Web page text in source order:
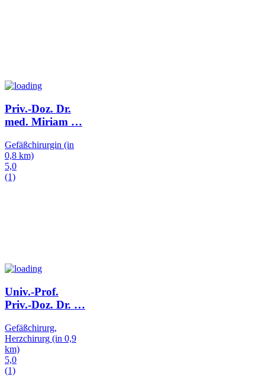
Priv.-Doz. Dr.
med. Miriam …
Gefäßchirurgin (in
0,8 km)
5,0
(1)
Univ.-Prof.
Priv.-Doz. Dr. …
Gefäßchirurg,
Herzchirurg (in 0,9
km)
5,0
(1)